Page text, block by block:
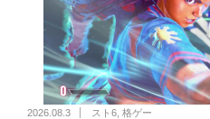
2026.08.3 スト6 格ゲー